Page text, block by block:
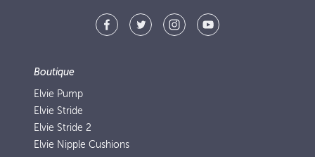
Boutique
Elvie Pump
Elvie Stride
Elvie Stride 2
Elvie Nipple Cushions